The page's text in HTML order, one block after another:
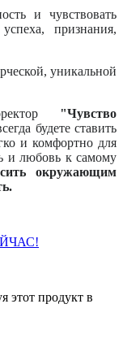
и чувствовать
признания,
уникальной
"Чувство
будете ставить
и комфортно для
и любовь к самому
окружающим
этот продукт в